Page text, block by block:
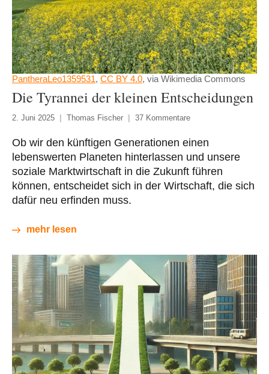
PantheraLeo1359531, CC BY 4.0, via Wikimedia Commons
Die Tyrannei der kleinen Entscheidungen
2. Juni 2025 Thomas Fischer 37 Kommentare
Ob wir den künftigen Generationen einen
lebenswerten Planeten hinterlassen und unsere
soziale Marktwirtschaft in die Zukunft führen
können, entscheidet sich in der Wirtschaft, die sich
dafür neu erfinden muss.
mehr lesen